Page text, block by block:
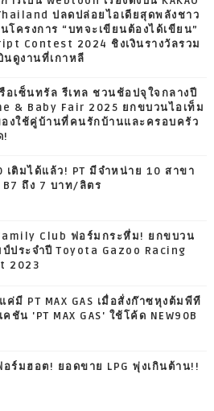
Thailand ปลดปล่อยไอเดียสุดพลังชาว
นโครงการ “บทจะเขียนต้องได้เขียน”
Contest 2024 ชิงเงินรางวัลรวม
ดูงานที่เกาหลี
อเซ็นทรัล รีเทล ชวนช้อปจุใจกลางปี
& Baby Fair 2025 ยกขบวนไอเท็ม
องใช้คู่บ้านที่คนรักบ้านและครอบครัว
!
เติมได้แล้ว! PT มีจำหน่าย 10 สาขา
B7 ถึง 7 บาท/ลิตร
Club ฟอร์มกระหึ่ม! ยกขบวน
ประจำปี Toyota Gazoo Racing
2023
มี PT MAX GAS เมื่อสั่งก๊าซหุงต้มพีที
ชัน 'PT MAX GAS' ใช้โค้ด NEW90B
อร์มฮอต! ยอดขาย LPG พุ่งเกินต้าน!!